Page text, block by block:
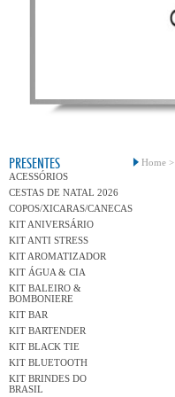
PRESENTES
ACESSÓRIOS
CESTAS DE NATAL 2026
COPOS/XICARAS/CANECAS
KIT ANIVERSÁRIO
KIT ANTI STRESS
KIT AROMATIZADOR
KIT ÁGUA & CIA
KIT BALEIRO &
BOMBONIERE
KIT BAR
KIT BARTENDER
KIT BLACK TIE
KIT BLUETOOTH
KIT BRINDES DO
BRASIL
Home >